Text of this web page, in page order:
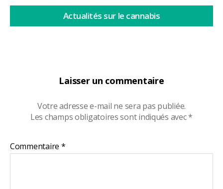
Laisser un commentaire
Votre adresse e-mail ne sera pas publiée.
Les champs obligatoires sont indiqués avec*
Commentaire *
Actualités sur le cannabis